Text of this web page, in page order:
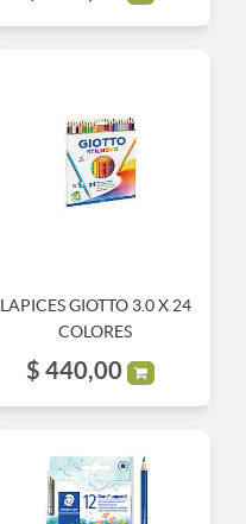
LAPICES GIOTTO 3.0 X 24
COLORES
$ 440,00